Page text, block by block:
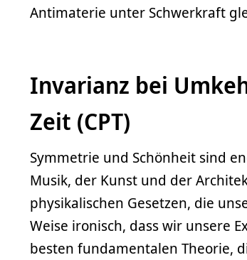
Antimaterie unter Schwerkraft
Invarianz bei
Zeit (CPT)
Symmetrie und Schönheit sind
Musik, der Kunst und der
physikalischen Gesetzen, die
Weise ironisch, dass wir unsere
besten fundamentalen Theorie,